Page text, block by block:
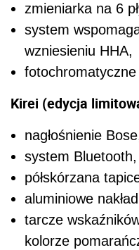
zmieniarka na 6
system
wzniesieniu HHA,
Kirei (edycja
nagłośnienie
system Bluetooth,
półskórzana
aluminiowe
tarcze
kolorze